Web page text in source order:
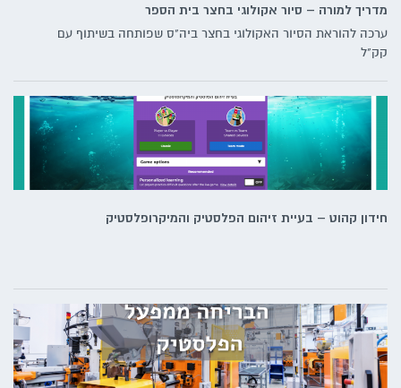
מדריך למורה – סיור אקולוגי בחצר בית הספר
ערכה להוראת הסיור האקולוגי בחצר ביה"ס שפותחה בשיתוף עם
קק"ל
חידון קהוט – בעיית זיהום הפלסטיק והמיקרופלסטיק